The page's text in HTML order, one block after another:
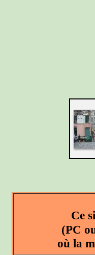
Ce
(PC
où la